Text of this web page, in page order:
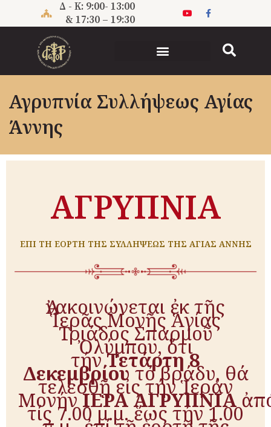
Δ - Κ: 9:00- 13:00
& 17:30 – 19:30
Αγρυπνία Συλλήψεως Αγίας
Άννης
ΑΓΡΥΠΝΙΑ
ΕΠΙ ΤΗ ΕΟΡΤΗ ΤΗΣ ΣΥΛΛΗΨΕΩΣ ΤΗΣ ΑΓΙΑΣ ΑΝΝΗΣ
Ἀνακοινώνεται ἐκ τῆς
Ἱερᾶς Μονῆς Ἁγίας
Τριάδος Σπαρμοῦ
Ὀλύμπου, ὅτι
τήνΤετάρτη8
Δεκεμβρίουτό βράδυ, θά
τελεσθῇ εἰς τήν Ἱεράν
ΜονήνΙΕΡΑΑΓΡΥΠΝΙΑ
τίς 7.00 μ.μ. ἕως τήν 1.00